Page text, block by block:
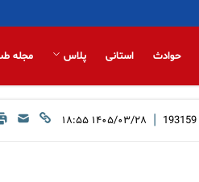
حوادث استانی پلاس مجله
193159
| ۱۴۰۵/۰۳/۲۸ ۱۸:۵۵